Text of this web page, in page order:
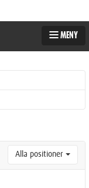
MENY
Alla positioner